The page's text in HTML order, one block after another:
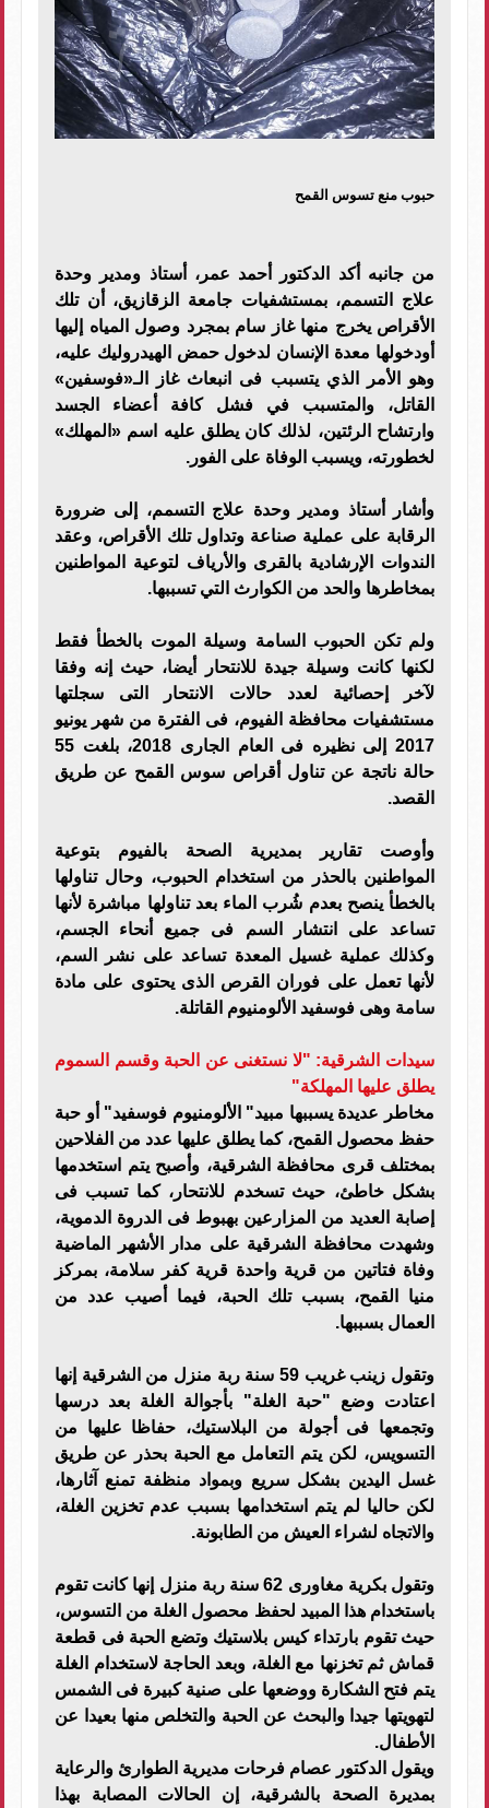
حبوب منع تسوس القمح
من جانبه أكد الدكتور أحمد عمر، أستاذ ومدير وحدة
علاج التسمم، بمستشفيات جامعة الزقازيق، أن تلك
الأقراص يخرج منها غاز سام بمجرد وصول المياه إليها
أودخولها معدة الإنسان لدخول حمض الهيدروليك عليه،
وهو الأمر الذي يتسبب فى انبعاث غاز الـ«فوسفين»
القاتل، والمتسبب في فشل كافة أعضاء الجسد
وارتشاح الرئتين، لذلك كان يطلق عليه اسم «المهلك»
لخطورته، ويسبب الوفاة على الفور.
وأشار أستاذ ومدير وحدة علاج التسمم، إلى ضرورة
الرقابة على عملية صناعة وتداول تلك الأقراص، وعقد
الندوات الإرشادية بالقرى والأرياف لتوعية المواطنين
بمخاطرها والحد من الكوارث التي تسببها.
ولم تكن الحبوب السامة وسيلة الموت بالخطأ فقط
لكنها كانت وسيلة جيدة للانتحار أيضا، حيث إنه وفقا
لآخر إحصائية لعدد حالات الانتحار التى سجلتها
مستشفيات محافظة الفيوم، فى الفترة من شهر يونيو
2017 إلى نظيره فى العام الجارى 2018، بلغت 55
حالة ناتجة عن تناول أقراص سوس القمح عن طريق
القصد.
وأوصت تقارير بمديرية الصحة بالفيوم بتوعية
المواطنين بالحذر من استخدام الحبوب، وحال تناولها
بالخطأ ينصح بعدم شُرب الماء بعد تناولها مباشرة لأنها
تساعد على انتشار السم فى جميع أنحاء الجسم،
وكذلك عملية غسيل المعدة تساعد على نشر السم،
لأنها تعمل على فوران القرص الذى يحتوى على مادة
سامة وهى فوسفيد الألومنيوم القاتلة.
سيدات الشرقية: "لا نستغنى عن الحبة وقسم السموم
يطلق عليها المهلكة"
مخاطر عديدة يسببها مبيد" الألومنيوم فوسفيد" أو حبة
حفظ محصول القمح، كما يطلق عليها عدد من الفلاحين
بمختلف قرى محافظة الشرقية، وأصبح يتم استخدمها
بشكل خاطئ، حيث تسخدم للانتحار، كما تسبب فى
إصابة العديد من المزارعين بهبوط فى الدروة الدموية،
وشهدت محافظة الشرقية على مدار الأشهر الماضية
وفاة فتاتين من قرية واحدة قرية كفر سلامة، بمركز
منيا القمح، بسبب تلك الحبة، فيما أصيب عدد من
العمال بسببها.
وتقول زينب غريب 59 سنة ربة منزل من الشرقية إنها
اعتادت وضع "حبة الغلة" بأجوالة الغلة بعد درسها
وتجمعها فى أجولة من البلاستيك، حفاظا عليها من
التسويس، لكن يتم التعامل مع الحبة بحذر عن طريق
غسل اليدين بشكل سريع وبمواد منظفة تمنع آثارها،
لكن حاليا لم يتم استخدامها بسبب عدم تخزين الغلة،
والاتجاه لشراء العيش من الطابونة.
وتقول بكرية مغاورى 62 سنة ربة منزل إنها كانت تقوم
باستخدام هذا المبيد لحفظ محصول الغلة من التسوس،
حيث تقوم بارتداء كيس بلاستيك وتضع الحبة فى قطعة
قماش ثم تخزنها مع الغلة، وبعد الحاجة لاستخدام الغلة
يتم فتح الشكارة ووضعها على صنية كبيرة فى الشمس
لتهويتها جيدا والبحث عن الحبة والتخلص منها بعيدا عن
الأطفال.
ويقول الدكتور عصام فرحات مديرية الطوارئ والرعاية
بمديرة الصحة بالشرقية، إن الحالات المصابة بهذا